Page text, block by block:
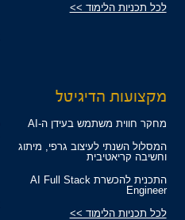
לכל תכניות הלימוד >>
מקצועות הדיגיטל
מחקר חווית משתמש בעידן ה-AI
המסלול השנתי לעיצוב גרפי, מיתוג
וחשיבה קריאטיבית
התכנית להכשרת AI Full Stack
Engineer
לכל תכניות הלימוד >>